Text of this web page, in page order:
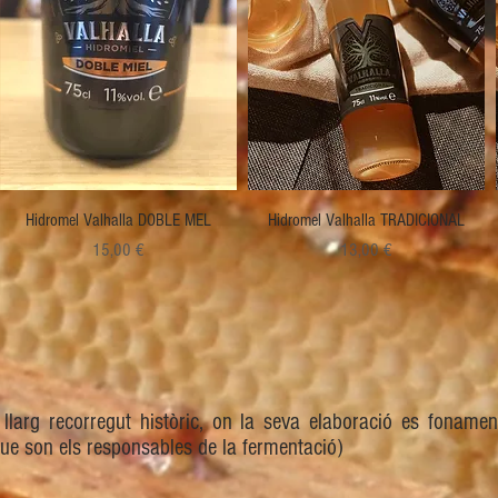
Visualització ràpida
Hidromel Valhalla DOBLE MEL
Preu
15,00 €
Visualització ràpida
Hidromel Valhalla TRADICIONAL
Preu
13,00 €
recorregut històric, on la seva elaboració es
son els responsables de la fermentació)